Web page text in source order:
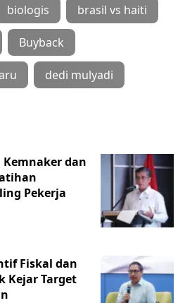
biologis brasil vs haiti
Buyback
dedi mulyadi
Kemnaker dan
Pekerja
Fiskal dan
Kejar Target